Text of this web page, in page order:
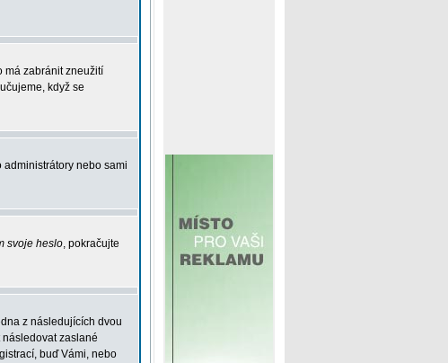
má zabránit zneužití
když se
nebo sami
svoje heslo, pokračujte
z následujících dvou
zaslané
buď Vámi, nebo